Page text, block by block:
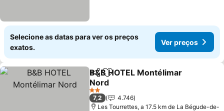
Selecione as datas para ver os preços
exatos.
Ver preços
PartilharAdicionar aos favoritos
B&B HOTEL Montélimar
Nord
Ver preços
2 Estrelas
7,2
4.746
Les Tourrettes, a 17.5 km de La Bégude-de-